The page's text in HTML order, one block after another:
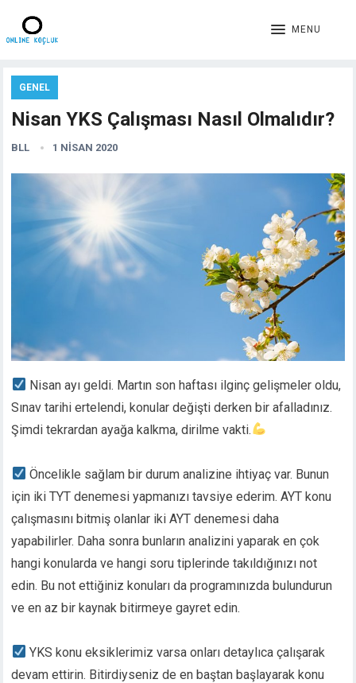
MENU
GENEL
Nisan YKS Çalışması Nasıl Olmalıdır?
BLL 1 NISAN 2020
Nisan ayı geldi. Martın son haftası ilginç gelişmeler oldu,
Sınav tarihi ertelendi, konular değişti derken bir afalladınız.
Şimdi tekrardan ayağa kalkma, dirilme vakti.
Öncelikle sağlam bir durum analizine ihtiyaç var. Bunun
için iki TYT denemesi yapmanızı tavsiye ederim. AYT konu
çalışmasını bitmiş olanlar iki AYT denemesi daha
yapabilirler. Daha sonra bunların analizini yaparak en çok
hangi konularda ve hangi soru tiplerinde takıldığınızı not
edin. Bu not ettiğiniz konuları da programınızda bulundurun
ve en az bir kaynak bitirmeye gayret edin.
YKS konu eksiklerimiz varsa onları detaylıca çalışarak
devam ettirin. Bitirdiyseniz de en baştan başlayarak konu